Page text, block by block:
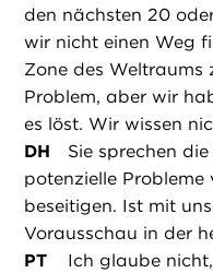
den nächsten 20
wir nicht einen Weg
Zone des Weltraums
Problem, aber wir
es löst. Wir wissen
DH
Sie sprechen
potenzielle
beseitigen. Ist mit
Vorausschau in der
PT
Ich glaube